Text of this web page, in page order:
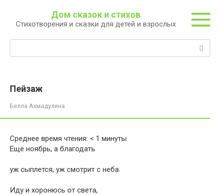
контенту
Дом сказок и стихов
Стихотворения и сказки для детей и взрослых
Пейзаж
Белла Ахмадулина
Среднее время чтения: < 1 минуты
Еще ноябрь, а благодать
уж сыплется, уж смотрит с неба.
Иду и хоронюсь от света,